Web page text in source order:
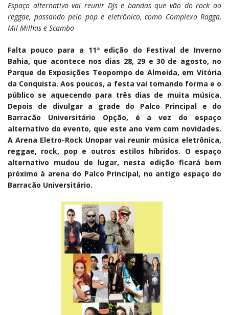
Espaço alternativo vai reunir DJs e bandas que vão do rock ao
reggae, passando pelo pop e eletrônico, como Complexo Ragga,
Mil Milhas e Scambo
Falta pouco para a 11ª edição do Festival de Inverno
Bahia, que acontece nos dias 28, 29 e 30 de agosto, no
Parque de Exposições Teopompo de Almeida, em Vitória
da Conquista. Aos poucos, a festa vai tomando forma e o
público se aquecendo para três dias de muita música.
Depois de divulgar a grade do Palco Principal e do
Barracão Universitário Opção, é a vez do espaço
alternativo do evento, que este ano vem com novidades.
A Arena Eletro-Rock Unopar vai reunir música eletrônica,
reggae, rock, pop e outros estilos híbridos. O espaço
alternativo mudou de lugar, nesta edição ficará bem
próximo à arena do Palco Principal, no antigo espaço do
Barracão Universitário.